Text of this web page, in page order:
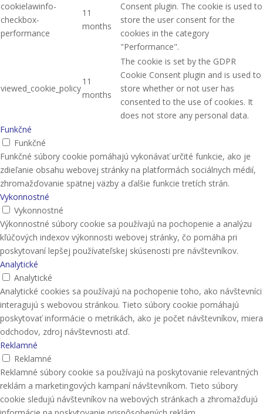
cookielawinfo-
checkbox-
performance
11
months
Consent plugin. The cookie is used to
store the user consent for the
cookies in the category
"Performance".
viewed_cookie_policy
11
months
The cookie is set by the GDPR
Cookie Consent plugin and is used to
store whether or not user has
consented to the use of cookies. It
does not store any personal data.
Funkčné
Funkčné
Funkčné súbory cookie pomáhajú vykonávať určité funkcie, ako je
zdieľanie obsahu webovej stránky na platformách sociálnych médií,
zhromažďovanie spätnej väzby a ďalšie funkcie tretích strán.
Vykonnostné
Vykonnostné
Výkonnostné súbory cookie sa používajú na pochopenie a analýzu
kľúčových indexov výkonnosti webovej stránky, čo pomáha pri
poskytovaní lepšej používateľskej skúsenosti pre návštevníkov.
Analytické
Analytické
Analytické cookies sa používajú na pochopenie toho, ako návštevníci
interagujú s webovou stránkou. Tieto súbory cookie pomáhajú
poskytovať informácie o metrikách, ako je počet návštevníkov, miera
odchodov, zdroj návštevnosti atď.
Reklamné
Reklamné
Reklamné súbory cookie sa používajú na poskytovanie relevantných
reklám a marketingových kampaní návštevníkom. Tieto súbory
cookie sledujú návštevníkov na webových stránkach a zhromažďujú